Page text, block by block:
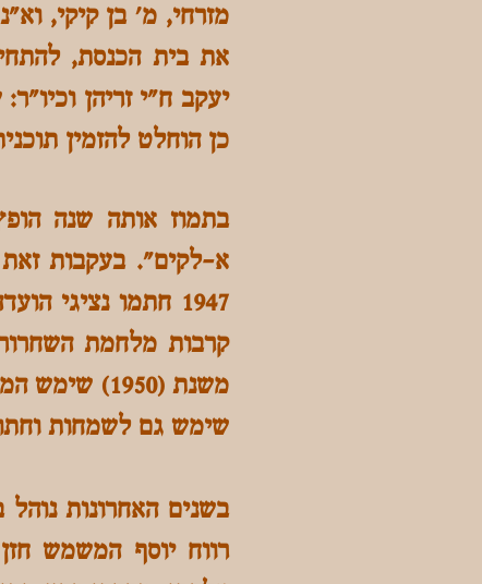
מזרחי, מ' בן קיקי,
את בית הכנסת,
יעקב ח"י זריהן
כן הוחלט להזמין
בתמוז אותה שנה
1947 חתמו
משנת
שימש גם לשמחות
בשנים האחרונות